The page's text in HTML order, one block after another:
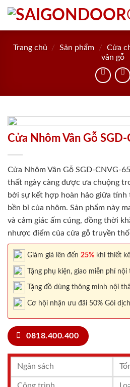
Skip
content
Trang chủ / Sản phẩm / Cửa
vân gỗ
Cửa Nhôm Vân Gỗ
Cửa Nhôm Vân Gỗ SGD-CNVG-
thất ngày càng được ưa chuộng
bởi sự kết hợp hoàn hảo giữa tính
bền bỉ của nhôm. Sản phẩm này
và cảm giác ấm cúng, đồng thời
nhược điểm của cửa gỗ truyền
Giảm giá lên đến 25% khi thiết
Tặng phụ kiện, giao miễn phí
Tặng đồ dùng thông minh nội
Cơ hội nhận ưu đãi 50% Gói
0818.400.400